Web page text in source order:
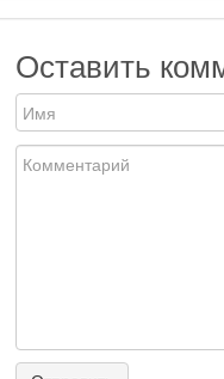
Оставить